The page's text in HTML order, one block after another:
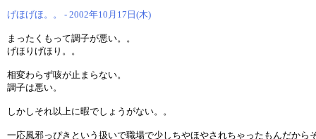
げほげほ。。 - 2002年10月17日(木)
まったくもって調子が悪い。。
げほりげほり。。
相変わらず咳が止まらない。
調子は悪い。
しかしそれ以上に暇でしょうがない。。
一応風邪っぴきという扱いで職場で少しちやほやされちゃったもんだから